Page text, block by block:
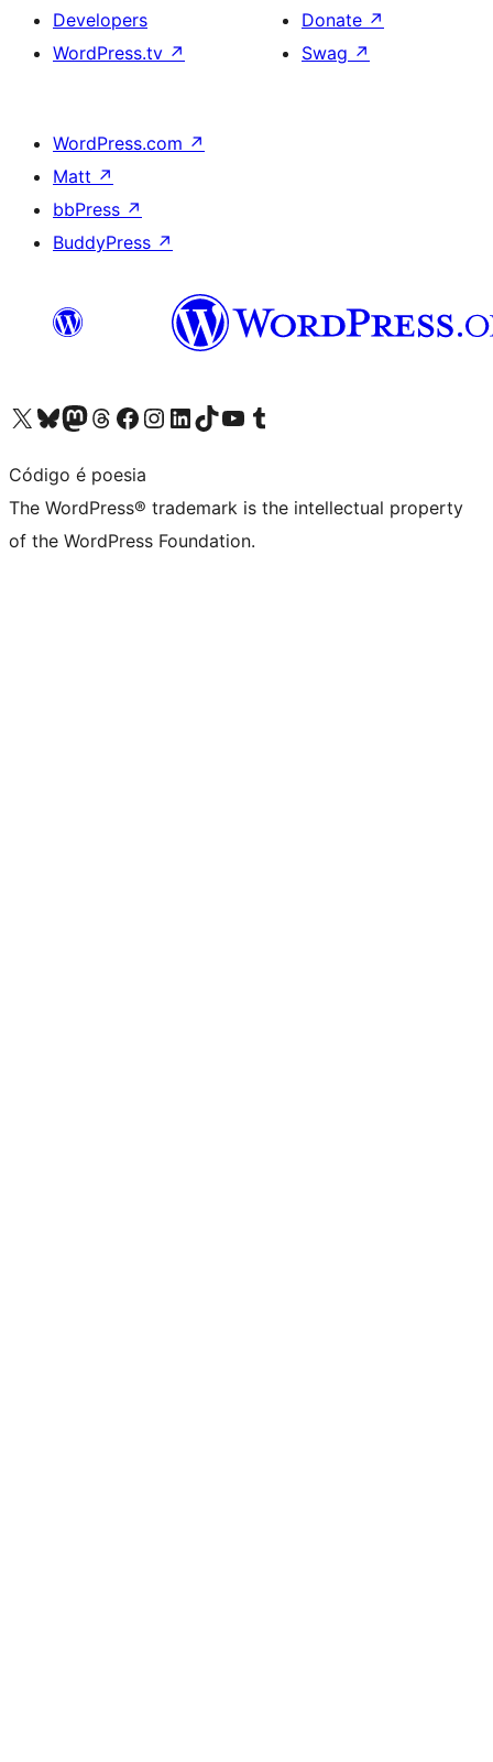
Developers
WordPress.tv ↗
Donate ↗
Swag ↗
WordPress.com ↗
Matt ↗
bbPress ↗
BuddyPress ↗
Visit our X (formerly Twitter) account
Visit our Bluesky account
Visit our Mastodon account
Visit our Threads account
Visit our Facebook page
Visit our Instagram account
Visit our LinkedIn account
Visit our TikTok account
Visit our YouTube channel
Visit our Tumblr account
Código é poesia
The WordPress® trademark is the intellectual property
of the WordPress Foundation.